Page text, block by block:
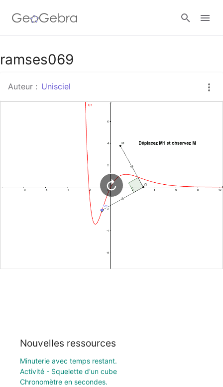
Google Classroom
Classe GeoGebra
ramses069
Auteur : Unisciel
Nouvelles ressources
Minuterie avec temps restant.
Activité - Squelette d'un cube
Chronomètre en secondes.